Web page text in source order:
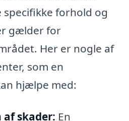
forhold og
gælder for
Her er nogle af
som en
hjælpe med:
skader: En